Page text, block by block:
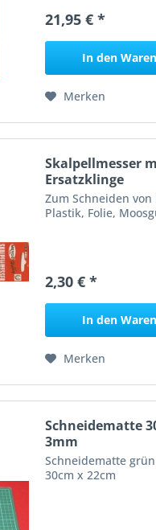
verhindert das
selbstklebenden
Softgrip, Griff für...
21,95 € *
In den
Merken
Skalpellmesser
Ersatzklinge
Zum Schneiden von
Plastik, Folie,
2,30 € *
In den
Merken
Schneidematte
3mm
Schneidematte
30cm x 22cm